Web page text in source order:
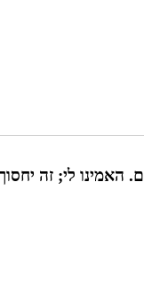
לי; זה